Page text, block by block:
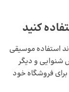
کنید
استفاده موسیقی
شنوایی و دیگر
فروشگاه خود